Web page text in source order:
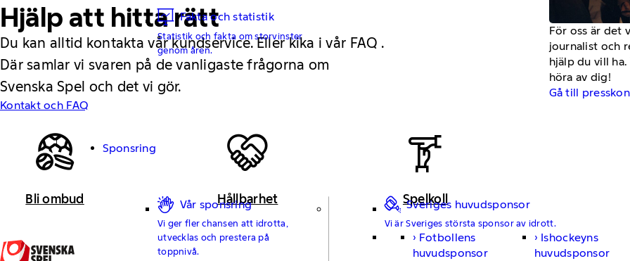
Fakta och statistik
Statistik och fakta om storvinster
genom åren.
För oss är det
journalist och
hjälp du vill
höra av dig!
Gå till
Sponsring
Vår sponsring
Vi ger fler chansen att idrotta,
utvecklas och prestera på
toppnivå.
Sveriges huvudsponsor
Vi är Sveriges största sponsor av idrott.
Fotbollens
huvudsponsor
Ishockeyns
huvudsponsor
Sök
Hjälp att hitta rätt
Du kan alltid kontakta vår kundservice. Eller kika i vår FAQ .
Där samlar vi svaren på de vanligaste frågorna om
Svenska Spel och det vi gör.
Kontakt och FAQ
Bli ombud Hållbarhet Spelkoll